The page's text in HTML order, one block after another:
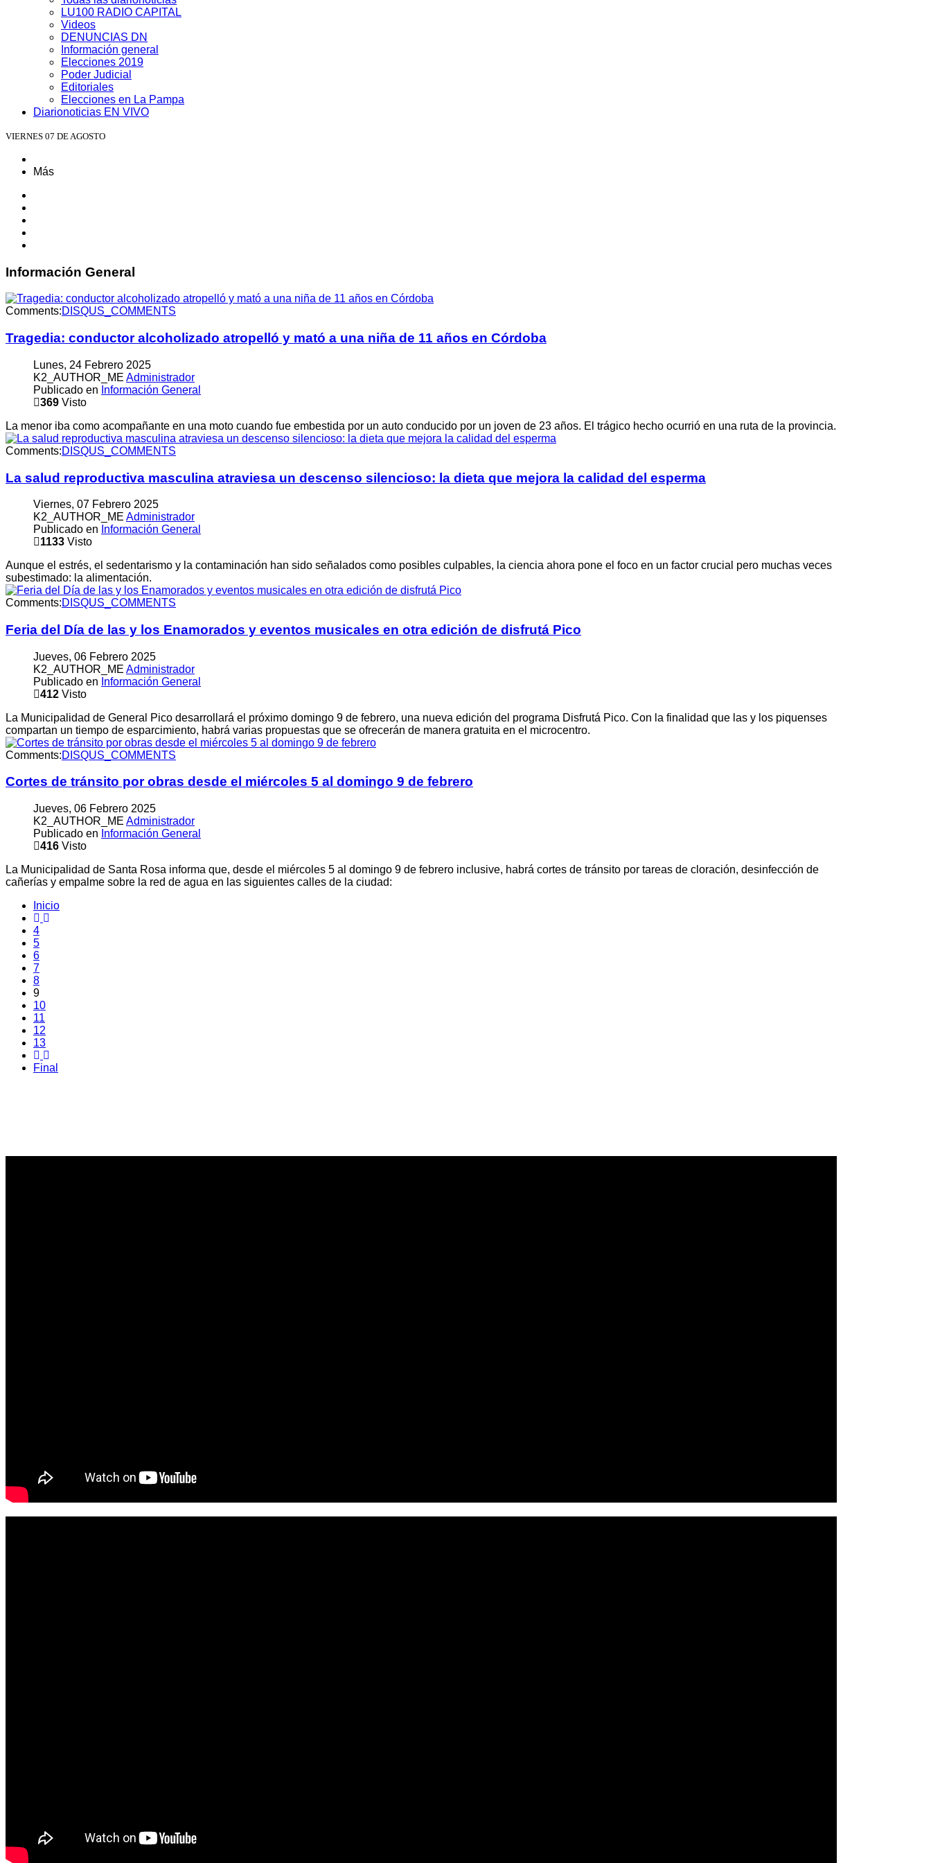
LU100 RADIO CAPITAL
Videos
DENUNCIAS DN
Información general
Elecciones 2019
Poder Judicial
Editoriales
Elecciones en La Pampa
Diarionoticias EN VIVO
VIERNES 07 DE AGOSTO
Más
Información General
Comments:DISQUS_COMMENTS
Tragedia: conductor alcoholizado atropelló y mató a una niña de 11 años en Córdoba
Lunes, 24 Febrero 2025
K2_AUTHOR_ME Administrador
Publicado en Información General
369 Visto
La menor iba como acompañante en una moto cuando fue embestida por un auto conducido por un joven de 23 años. El trágico hecho ocurrió en una ruta de la provincia.
Comments:DISQUS_COMMENTS
La salud reproductiva masculina atraviesa un descenso silencioso: la dieta que mejora la calidad del esperma
Viernes, 07 Febrero 2025
K2_AUTHOR_ME Administrador
Publicado en Información General
1133 Visto
Aunque el estrés, el sedentarismo y la contaminación han sido señalados como posibles culpables, la ciencia ahora pone el foco en un factor crucial pero muchas veces
subestimado: la alimentación.
Comments:DISQUS_COMMENTS
Feria del Día de las y los Enamorados y eventos musicales en otra edición de disfrutá Pico
Jueves, 06 Febrero 2025
K2_AUTHOR_ME Administrador
Publicado en Información General
412 Visto
La Municipalidad de General Pico desarrollará el próximo domingo 9 de febrero, una nueva edición del programa Disfrutá Pico. Con la finalidad que las y los piquenses
compartan un tiempo de esparcimiento, habrá varias propuestas que se ofrecerán de manera gratuita en el microcentro.
Comments:DISQUS_COMMENTS
Cortes de tránsito por obras desde el miércoles 5 al domingo 9 de febrero
Jueves, 06 Febrero 2025
K2_AUTHOR_ME Administrador
Publicado en Información General
416 Visto
La Municipalidad de Santa Rosa informa que, desde el miércoles 5 al domingo 9 de febrero inclusive, habrá cortes de tránsito por tareas de cloración, desinfección de
cañerías y empalme sobre la red de agua en las siguientes calles de la ciudad:
Inicio
4
5
6
7
8
9
10
11
12
13
Final